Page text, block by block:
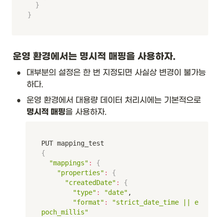
}
}
운영 환경에서는 명시적 매핑을 사용하자.
•
대부분의 설정은 한 번 지정되면 사실상 변경이 불가능
하다.
•
명시적 매핑을 사용하자.
{
"mappings" :
{
"properties" :
{
"createdDate" :
{
"type" : "date" ,
"format" :
"strict_date_time || e
poch_millis"